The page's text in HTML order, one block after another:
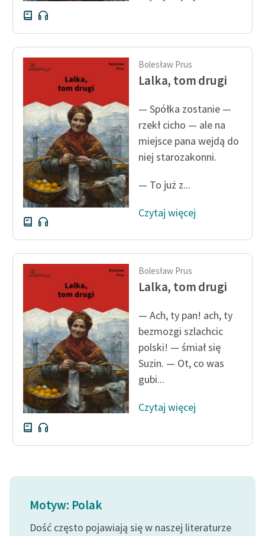
Bolesław Prus
Lalka, tom drugi
— Spółka zostanie —
rzekł cicho — ale na
miejsce pana wejdą do
niej starozakonni.
— To już z...
Czytaj więcej
Bolesław Prus
Lalka, tom drugi
— Ach, ty pan! ach, ty
bezmozgi szlachcic
polski! — śmiał się
Suzin. — Ot, co was
gubi...
Czytaj więcej
Motyw: Polak
Dość często pojawiają się w naszej literaturze